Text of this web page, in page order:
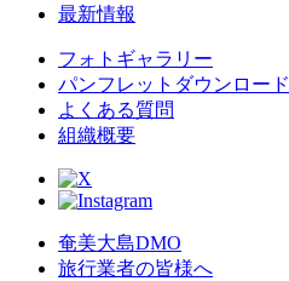
最新情報
フォトギャラリー
パンフレットダウンロード
よくある質問
組織概要
奄美大島DMO
旅行業者の皆様へ